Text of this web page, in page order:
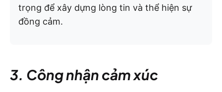
trọng để xây dựng lòng tin và thể hiện sự
đồng cảm.
3. Công nhận cảm xúc